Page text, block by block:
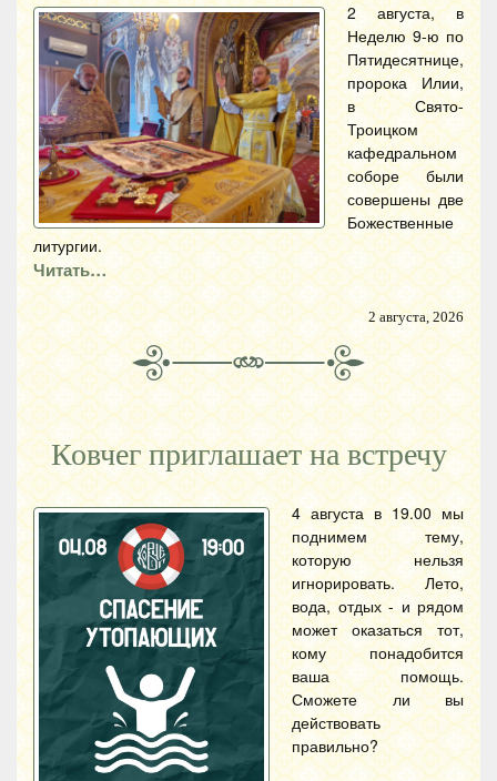
2 августа, в
Неделю 9-ю по
Пятидесятнице,
пророка Илии,
в Свято-
Троицком
кафедральном
соборе были
совершены две
Божественные
литургии.
Читать…
2 августа, 2026
Ковчег приглашает на встречу
4 августа в 19.00 мы
поднимем тему,
которую нельзя
игнорировать. Лето,
вода, отдых - и рядом
может оказаться тот,
кому понадобится
ваша помощь.
Сможете ли вы
действовать
правильно?